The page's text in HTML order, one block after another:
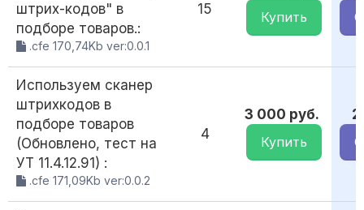
штрих-кодов" в
подборе товаров.:
.cfe 170,74Kb ver:0.0.1
15
Купить
Используем сканер
штрихкодов в
подборе товаров
(Обновлено, тест на
УТ 11.4.12.91) :
.cfe 171,09Kb ver:0.0.2
4
3 000 руб.
Купить
2